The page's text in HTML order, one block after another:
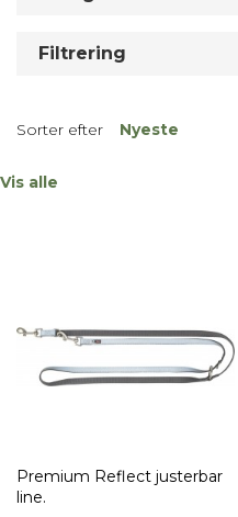
Filtrering
Sorter efter
Vis alle
Premium Reflect justerbar
line.